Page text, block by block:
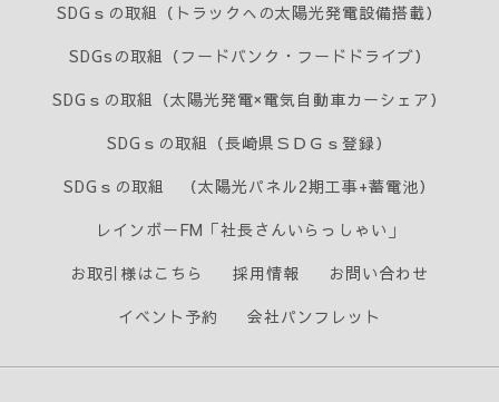
SDGｓの取組（トラックへの太陽光発電設備搭載）
SDGsの取組（フードバンク・フードドライブ）
SDGｓの取組（太陽光発電×電気自動車カーシェア）
SDGｓの取組（長崎県ＳＤＧｓ登録）
SDGｓの取組 （太陽光パネル2期工事+蓄電池）
レインボーFM「社長さんいらっしゃい」
お取引様はこちら
採用情報
お問い合わせ
イベント予約
会社パンフレット